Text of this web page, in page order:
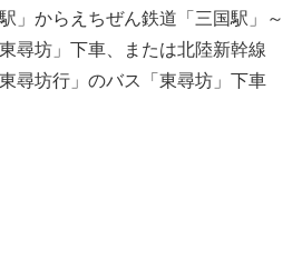
」からえちぜん鉄道「三国駅」～
尋坊」下車、または北陸新幹線
尋坊行」のバス「東尋坊」下車